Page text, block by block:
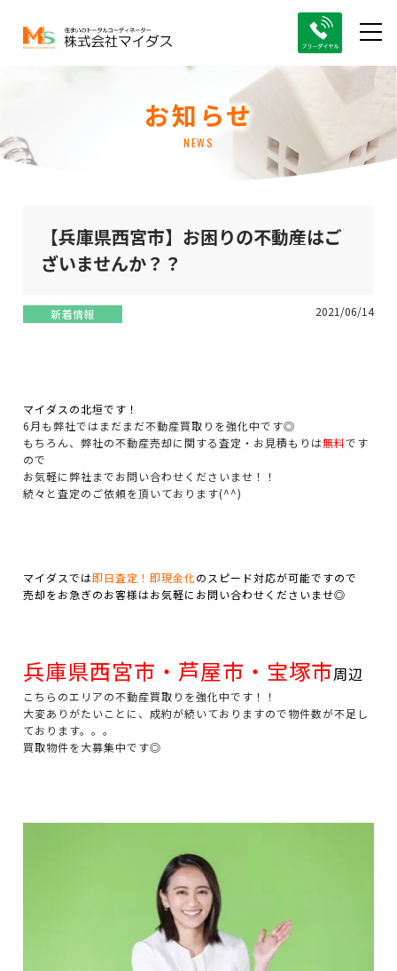
お知らせ
NEWS
【兵庫県西宮市】お困りの不動産はご
ざいませんか？？
新着情報 2021/06/14
マイダスの北垣です！
6月も弊社ではまだまだ不動産買取りを強化中です◎
もちろん、弊社の不動産売却に関する査定・お見積もりは無料です
ので
お気軽に弊社までお問い合わせくださいませ！！
続々と査定のご依頼を頂いております(^^)
マイダスでは即日査定！即現金化のスピード対応が可能ですので
売却をお急ぎのお客様はお気軽にお問い合わせくださいませ◎
兵庫県西宮市・芦屋市・宝塚市周辺
こちらのエリアの不動産買取りを強化中です！！
大変ありがたいことに、成約が続いておりますので物件数が不足し
ております。。。
買取物件を大募集中です◎